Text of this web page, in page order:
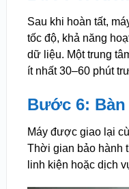
Sau khi hoàn tất,
tốc độ, khả năng
dữ liệu. Một trung
ít nhất 30–60 phút
Bước 6:
Máy được giao lại
Thời gian bảo hành
linh kiện hoặc dịch